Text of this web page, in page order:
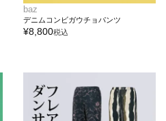
baz
デニムコンビガウチョパンツ
¥8,800税込